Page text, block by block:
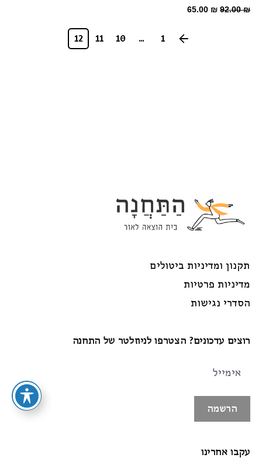
92.00₪
המחיר
65.00 ₪
המחיר
הוא:
1
...
10
11
12
תקנון ומדיניות ביטולים
מדיניות פרטיות
הסדרי נגישות
רוצים עדכונים? הצטרפו לניוזלטר של התחנה
הרשמה
עקבו אחרינו